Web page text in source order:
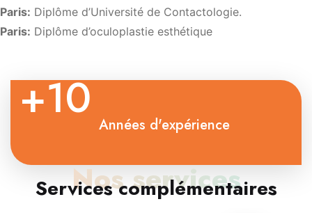
Paris: Diplôme d’Université de Contactologie.
Paris: Diplôme d’oculoplastie esthétique
+10 Années d'expérience
Nos services
Services complémentaires